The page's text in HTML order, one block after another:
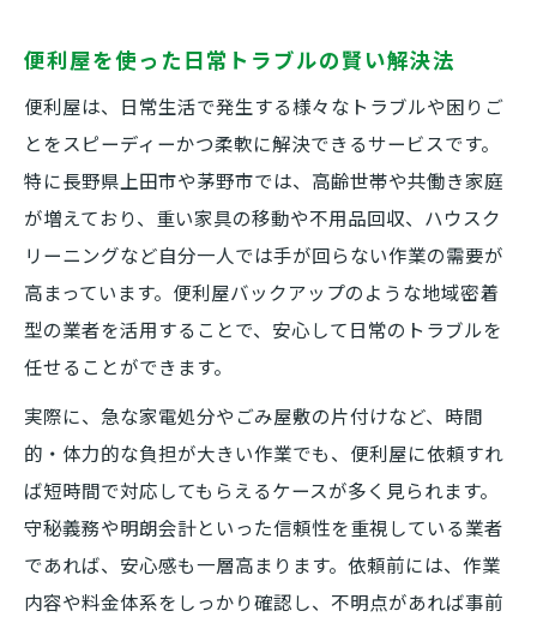
を紹介
便利屋 長野なら家電や大型家具も丁寧にサ
ポート
搬出から設置まで便利屋の安心サポートを
活用
女性や高齢者にも便利屋の家具移動が選ば
れる理由
家事代行や片付けに便利屋が選ばれる理由とは
便利屋が家事代行で支持される安心ポイン
ト
ハウスクリーニングも便利屋で効率的に依
便利屋を使った日常トラブルの賢い解決法
便利屋は、日常生活で発生する様々なトラブルや困りご
とをスピーディーかつ柔軟に解決できるサービスです。
特に長野県上田市や茅野市では、高齢世帯や共働き家庭
が増えており、重い家具の移動や不用品回収、ハウスク
リーニングなど自分一人では手が回らない作業の需要が
高まっています。便利屋バックアップのような地域密着
型の業者を活用することで、安心して日常のトラブルを
任せることができます。
実際に、急な家電処分やごみ屋敷の片付けなど、時間
的・体力的な負担が大きい作業でも、便利屋に依頼すれ
ば短時間で対応してもらえるケースが多く見られます。
守秘義務や明朗会計といった信頼性を重視している業者
であれば、安心感も一層高まります。依頼前には、作業
内容や料金体系をしっかり確認し、不明点があれば事前